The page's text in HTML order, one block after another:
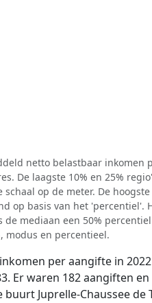
netto belastbaar inkomen
De laagste 10% en 25%
op de meter. De
op basis van het 'percentiel'.
mediaan een 50%
modus en percentieel.
per aangifte in
Er waren 182 aangiften
Juprelle-Chaussee de